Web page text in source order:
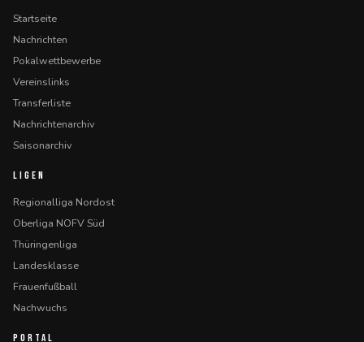
Startseite
Nachrichten
Pokalwettbewerbe
Vereinslinks
Transferliste
Nachrichtenarchiv
Saisonarchiv
LIGEN
Regionalliga Nordost
Oberliga NOFV Süd
Thüringenliga
Landesklasse
Frauenfußball
Nachwuchs
PORTAL